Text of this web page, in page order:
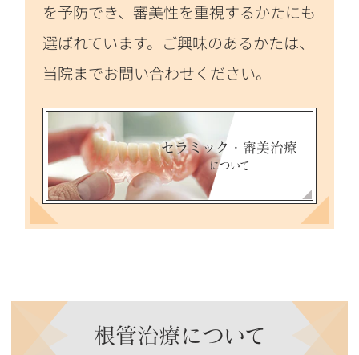
を予防でき、審美性を重視するかたにも
選ばれています。ご興味のあるかたは、
当院までお問い合わせください。
セラミック・審美治療
について
根管治療について